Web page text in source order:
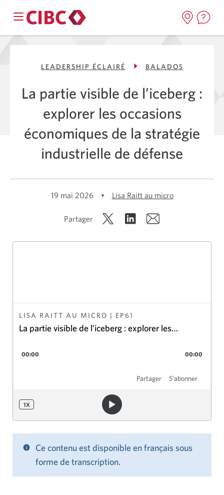
LEADERSHIP ÉCLAIRÉ BALADOS
La partie visible de l’iceberg :
explorer les occasions
économiques de la stratégie
industrielle de défense
19 mai 2026 • Lisa Raitt au micro
Partager
LISA RAITT AU MICRO | EP61
La partie visible de l’iceberg : explorer les
de défense
00:00 00:00
Partager S'abonner
1X
Ce contenu est disponible en français sous
forme de transcription.